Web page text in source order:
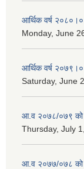
आर्थिक वर्ष
Monday, June
आर्थिक वर्ष
Saturday, June
आ.व २०७८/०७९ को
Thursday, July
आ.व २०७७/०७८ को